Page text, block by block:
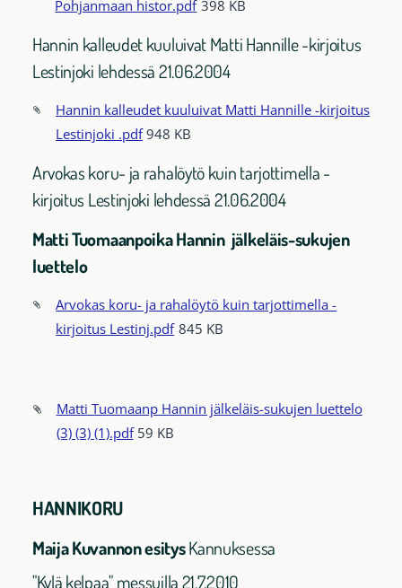
Pohjanmaan histor.pdf 398 KB
Hannin kalleudet kuuluivat Matti Hannille -kirjoitus
Lestinjoki lehdessä 21.06.2004
Hannin kalleudet kuuluivat Matti Hannille -kirjoitus
Lestinjoki .pdf 948 KB
Arvokas koru- ja rahalöytö kuin tarjottimella -
kirjoitus Lestinjoki lehdessä 21.06.2004
Matti Tuomaanpoika Hannin jälkeläis-sukujen
luettelo
Arvokas koru- ja rahalöytö kuin tarjottimella -
kirjoitus Lestinj.pdf 845 KB
Matti Tuomaanp Hannin jälkeläis-sukujen luettelo
(3) (3) (1).pdf 59 KB
HANNIKORU
Maija Kuvannon esitysKannuksessa
"Kylä kelpaa" messuilla 21.7.2010